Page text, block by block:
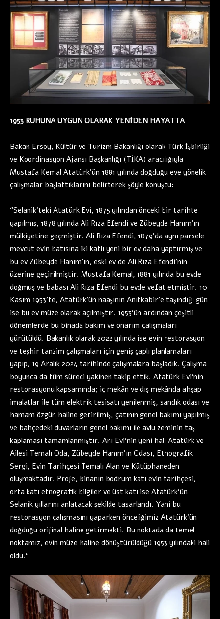
1953 RUHUNA UYGUN OLARAK YENİDEN HAYATTA
Bakan Ersoy, Kültür ve Turizm Bakanlığı olarak Türk İşbirliği
ve Koordinasyon Ajansı Başkanlığı (TİKA) aracılığıyla
Mustafa Kemal Atatürk’ün 1881 yılında doğduğu eve yönelik
çalışmalar başlattıklarını belirterek şöyle konuştu:
“Selanik’teki Atatürk Evi, 1875 yılından önceki bir tarihte
yapılmış, 1878 yılında Ali Rıza Efendi ve Zübeyde Hanım’ın
mülkiyetine geçmiştir. Ali Rıza Efendi, 1879’da aynı parsele
mevcut evin batısına iki katlı yeni bir ev daha yaptırmış ve
bu ev Zübeyde Hanım’ın, eski ev de Ali Rıza Efendi’nin
üzerine geçirilmiştir. Mustafa Kemal, 1881 yılında bu evde
doğmuş ve babası Ali Rıza Efendi bu evde vefat etmiştir. 10
Kasım 1953’te, Atatürk’ün naaşının Anıtkabir’e taşındığı gün
ise bu ev müze olarak açılmıştır. 1953’ün ardından çeşitli
dönemlerde bu binada bakım ve onarım çalışmaları
yürütüldü. Bakanlık olarak 2022 yılında ise evin restorasyon
ve teşhir tanzim çalışmaları için geniş çaplı planlamaları
yapıp, 19 Aralık 2024 tarihinde çalışmalara başladık. Çalışma
boyunca da tüm süreci yakinen takip ettik. Atatürk Evi’nin
restorasyonu kapsamında; iç mekân ve dış mekânda ahşap
imalatlar ile tüm elektrik tesisatı yenilenmiş, sandık odası ve
hamam özgün haline getirilmiş, çatının genel bakımı yapılmış
ve bahçedeki duvarların genel bakımı ile avlu zeminin taş
kaplaması tamamlanmıştır. Anı Evi’nin yeni hali Atatürk ve
Ailesi Temalı Oda, Zübeyde Hanım’ın Odası, Etnografik
Sergi, Evin Tarihçesi Temalı Alan ve Kütüphaneden
oluşmaktadır. Proje, binanın bodrum katı evin tarihçesi,
orta katı etnografik bilgiler ve üst katı ise Atatürk’ün
Selanik yıllarını anlatacak şekilde tasarlandı. Yani bu
restorasyon çalışmasını yaparken önceliğimiz Atatürk’ün
doğduğu orijinal haline getirmekti. Bu noktada da temel
noktamız, evin müze haline dönüştürüldüğü 1953 yılındaki hali
oldu.”